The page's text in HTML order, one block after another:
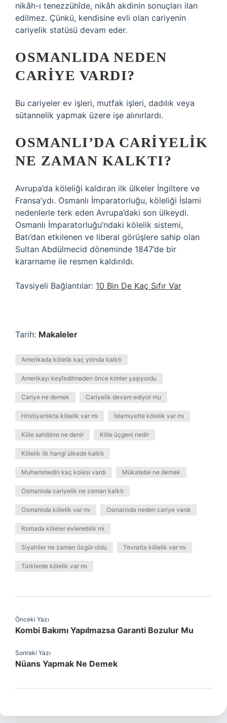
nikâh-ı tenezzühîde, nikâh akdinin sonuçları ilan
edilmez. Çünkü, kendisine evli olan cariyenin
cariyelik statüsü devam eder.
OSMANLIDA NEDEN
CARIYE VARDI?
Bu cariyeler ev işleri, mutfak işleri, dadılık veya
sütannelik yapmak üzere işe alınırlardı.
OSMANLI’DA CARIYELIK
NE ZAMAN KALKTI?
Avrupa’da köleliği kaldıran ilk ülkeler İngiltere ve
Fransa’ydı. Osmanlı İmparatorluğu, köleliği İslami
nedenlerle terk eden Avrupa’daki son ülkeydi.
Osmanlı İmparatorluğu’ndaki kölelik sistemi,
Batı’dan etkilenen ve liberal görüşlere sahip olan
Sultan Abdülmecid döneminde 1847’de bir
kararname ile resmen kaldırıldı.
Tavsiyeli Bağlantılar: 10 Bin De Kaç Sıfır Var
Tarih: Makaleler
Amerikada kölelik kaç yılında kalktı
Amerikayı keşfedilmeden önce kimler yaşıyordu
Cariye ne demek Cariyelik devam ediyor mu
Hristiyanlıkta kölelik var mı İslamiyette kölelik var mı
Köle sahibine ne denir Köle üçgeni nedir
Kölelik ilk hangi ülkede kalktı
Muhammedin kaç kolesi vardı Mükatebe ne demek
Osmanlıda cariyelik ne zaman kalktı
Osmanlıda kölelik var mı Osmanlıda neden cariye vardı
Romada köleler evlenebilir mi
Siyahiler ne zaman özgür oldu Tevratta kölelik var mı
Türklerde kölelik var mı
Önceki Yazı
Kombi Bakımı Yapılmazsa Garanti Bozulur Mu
Sonraki Yazı
Nüans Yapmak Ne Demek